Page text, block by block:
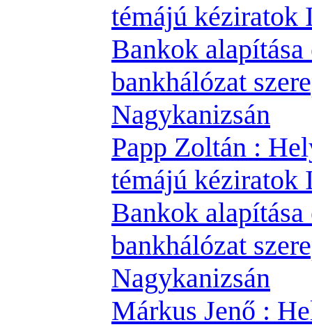
témájú kéziratok
Bankok alapítása
bankhálózat
Nagykanizsán
Papp Zoltán :
témájú kéziratok
Bankok alapítása
bankhálózat
Nagykanizsán
Márkus Jenő :